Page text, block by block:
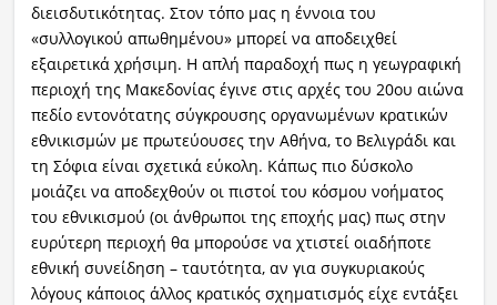
διεισδυτικότητας. Στον τόπο μας η έννοια του
«συλλογικού απωθημένου» μπορεί να αποδειχθεί
εξαιρετικά χρήσιμη. Η απλή παραδοχή πως η γεωγραφική
περιοχή της Μακεδονίας έγινε στις αρχές του 20ου αιώνα
πεδίο εντονότατης σύγκρουσης οργανωμένων κρατικών
εθνικισμών με πρωτεύουσες την Αθήνα, το Βελιγράδι και
τη Σόφια είναι σχετικά εύκολη. Κάπως πιο δύσκολο
μοιάζει να αποδεχθούν οι πιστοί του κόσμου νοήματος
του εθνικισμού (οι άνθρωποι της εποχής μας) πως στην
ευρύτερη περιοχή θα μπορούσε να χτιστεί οιαδήποτε
εθνική συνείδηση – ταυτότητα, αν για συγκυριακούς
λόγους κάποιος άλλος κρατικός σχηματισμός είχε εντάξει